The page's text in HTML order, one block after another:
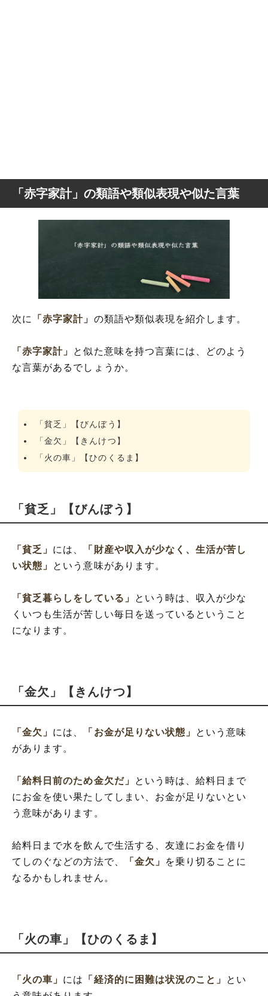
「赤字家計」の類語や類似表現や似た言葉
次に 「赤字家計」 の類語や類似表現を紹介します。
「赤字家計」 と似た意味を持つ言葉には、どのよう
な言葉があるでしょうか。
「貧乏」【びんぼう】
「金欠」【きんけつ】
「火の車」【ひのくるま】
「貧乏」【びんぼう】
「貧乏」 には、
「財産や収入が少なく、生活が苦し
い状態」
という意味があります。
「貧乏暮らしをしている」
という時は、収入が少な
くいつも生活が苦しい毎日を送っているということ
になります。
「金欠」【きんけつ】
「金欠」 には、 「お金が足りない状態」
という意味
があります。
「給料日前のため金欠だ」
という時は、給料日まで
にお金を使い果たしてしまい、お金が足りないとい
う意味があります。
給料日まで水を飲んで生活する、友達にお金を借り
てしのぐなどの方法で、
「金欠」
を乗り切ることに
なるかもしれません。
「火の車」【ひのくるま】
「火の車」 には 「経済的に困難は状況のこと」 とい